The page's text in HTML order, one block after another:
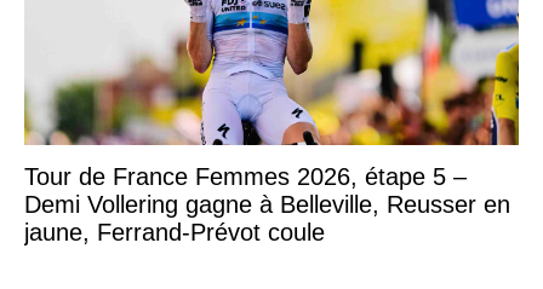
Tour de France Femmes 2026, étape 5 –
Demi Vollering gagne à Belleville, Reusser en
jaune, Ferrand-Prévot coule